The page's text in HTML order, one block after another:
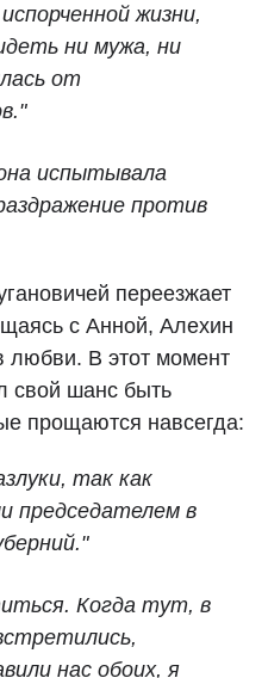
жизни,
ни мужа, ни
от
испытывала
против
переезжает
с Анной, Алехин
любви. В этот момент
свой шанс быть
прощаются навсегда:
так как
председателем в
Когда тут, в
нас обоих, я